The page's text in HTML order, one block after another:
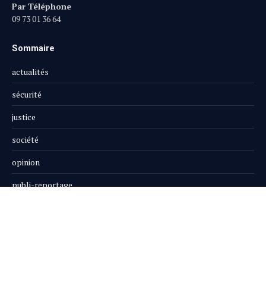
Par Téléphone
09 73 01 36 64
Sommaire
actualités
sécurité
justice
société
opinion
publi-reportage